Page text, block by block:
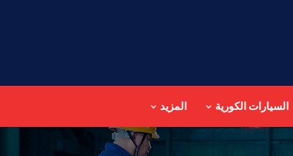
السيارات الكورية المزيد